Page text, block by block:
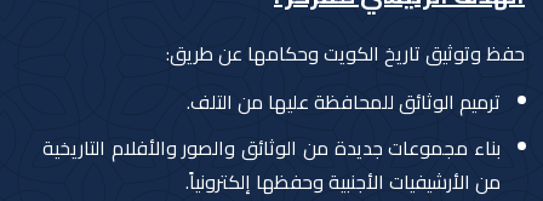
حفظ وتوثيق تاريخ الكويت وحكامها عن طريق:
ترميم الوثائق للمحافظة عليها من التلف.
بناء مجموعات جديدة من الوثائق والصور والأفلام التاريخية
من الأرشيفيات الأجنبية وحفظها إلكترونياً.